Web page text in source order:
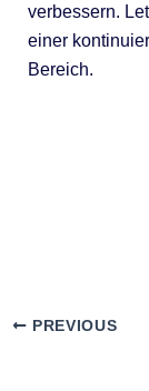
verbessern.
einer
Bereich.
PREVIOUS